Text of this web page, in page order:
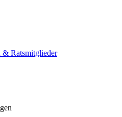
& Ratsmitglieder